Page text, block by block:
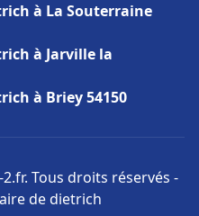
à La Souterraine
à Jarville la
à Briey 54150
Tous droits réservés -
de dietrich